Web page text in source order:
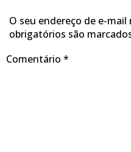
O seu endereço de e-mail
obrigatórios são
Comentário *